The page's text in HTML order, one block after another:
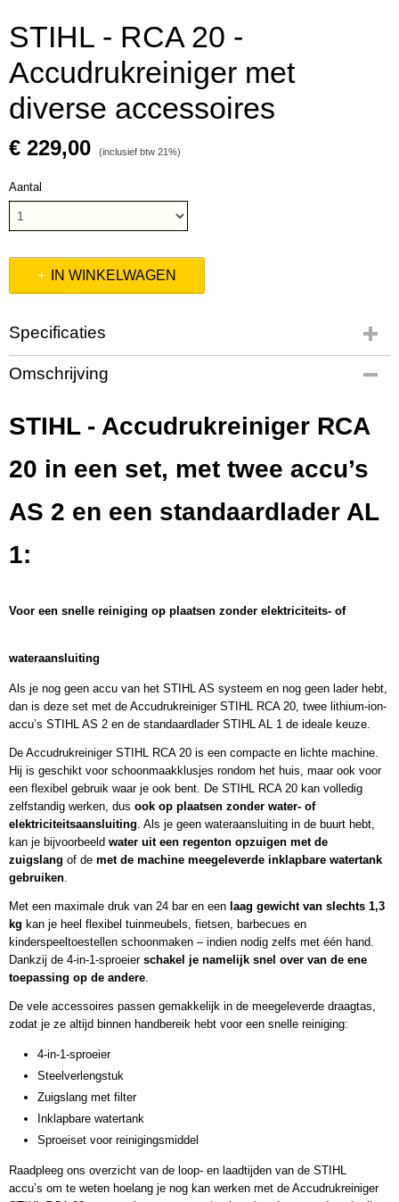
STIHL - RCA 20 -
Accudrukreiniger met
diverse accessoires
€ 229,00 (inclusief btw 21%)
Aantal
IN WINKELWAGEN
Specificaties
Productcode leverancier
RA020117610
Omschrijving
STIHL - Accudrukreiniger RCA
20 in een set, met twee accu’s
AS 2 en een standaardlader AL
1:
Voor een snelle reiniging op plaatsen zonder elektriciteits- of
wateraansluiting
Als je nog geen accu van het STIHL AS systeem en nog geen lader hebt,
dan is deze set met de Accudrukreiniger STIHL RCA 20, twee lithium-ion-
accu’s STIHL AS 2 en de standaardlader STIHL AL 1 de ideale keuze.
De Accudrukreiniger STIHL RCA 20 is een compacte en lichte machine.
Hij is geschikt voor schoonmaakklusjes rondom het huis, maar ook voor
een flexibel gebruik waar je ook bent. De STIHL RCA 20 kan volledig
zelfstandig werken, dus ook op plaatsen zonder water- of
elektriciteitsaansluiting. Als je geen wateraansluiting in de buurt hebt,
kan je bijvoorbeeld water uit een regenton opzuigen met de
zuigslang of de met de machine meegeleverde inklapbare watertank
gebruiken.
Met een maximale druk van 24 bar en een laag gewicht van slechts 1,3
kg kan je heel flexibel tuinmeubels, fietsen, barbecues en
kinderspeeltoestellen schoonmaken – indien nodig zelfs met één hand.
Dankzij de 4-in-1-sproeier schakel je namelijk snel over van de ene
toepassing op de andere.
De vele accessoires passen gemakkelijk in de meegeleverde draagtas,
zodat je ze altijd binnen handbereik hebt voor een snelle reiniging:
4-in-1-sproeier
Steelverlengstuk
Zuigslang met filter
Inklapbare watertank
Sproeiset voor reinigingsmiddel
Raadpleeg ons overzicht van de loop- en laadtijden van de STIHL
accu’s om te weten hoelang je nog kan werken met de Accudrukreiniger